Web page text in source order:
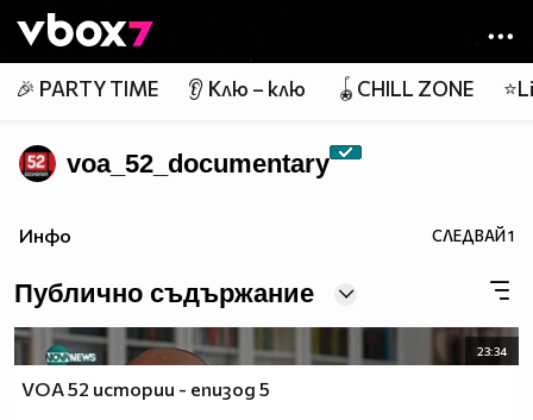
👾
🎉 PARTY TIME 👂 Клю – клю 🪀CHILL ZONE
voa_52_documentary
Инфо СЛЕДВАЙ1
Публично съдържание
23:34
VOA 52 истории - епизод 5